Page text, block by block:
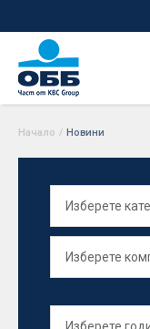
Начало / Новини